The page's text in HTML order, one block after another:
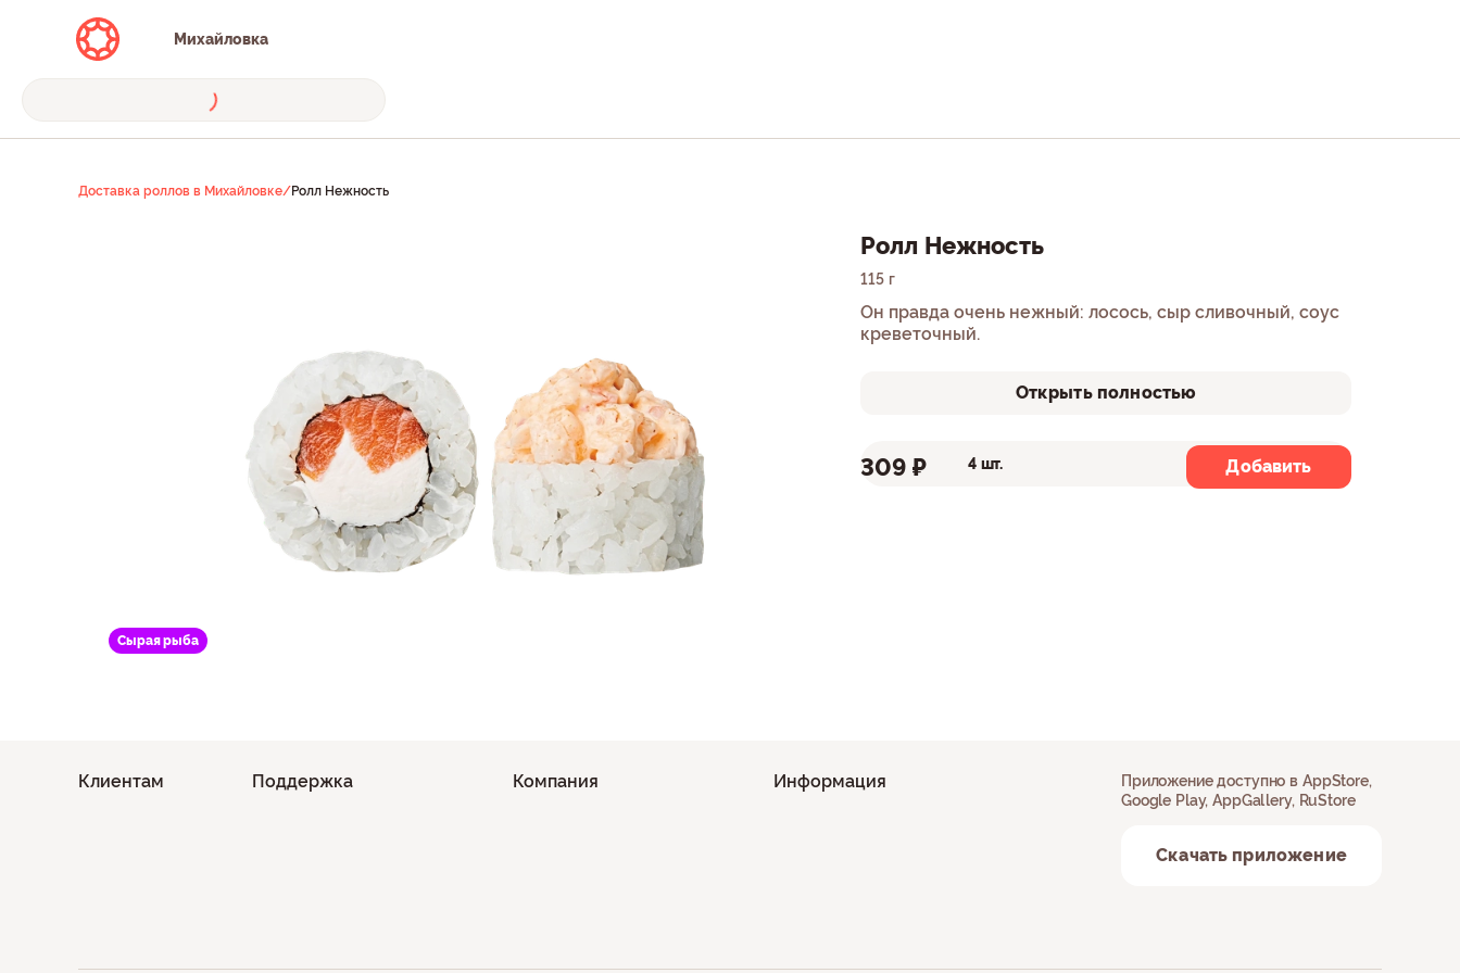
Михайловка
Доставка роллов в Михайловке/Ролл Нежность
Сырая рыба
Ролл Нежность
115 г
Он правда очень нежный: лосось, сыр сливочный, соус
креветочный.
Открыть полностью
4 шт. 8 шт.
309 ₽ Добавить
Клиентам Поддержка Компания Информация
Приложение доступно в AppStore,
Google Play, AppGallery, RuStore
Скачать приложение